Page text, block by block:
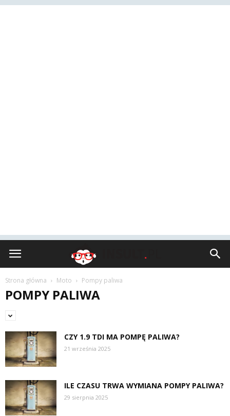
Insult.pl
Strona główna Moto Pompy paliwa
POMPY PALIWA
CZY 1.9 TDI MA POMPĘ PALIWA?
21 września 2025
ILE CZASU TRWA WYMIANA POMPY PALIWA?
29 sierpnia 2025